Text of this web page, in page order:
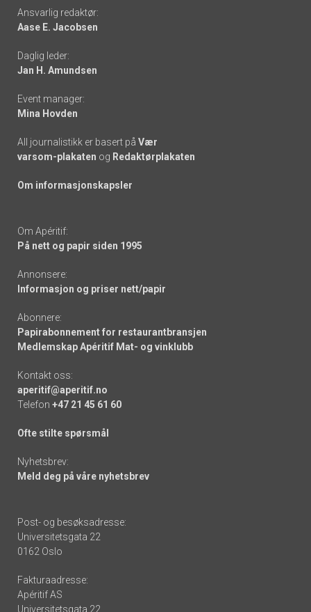
Footer
-
links
Ansvarlig redaktør:
Aase E. Jacobsen
Daglig leder:
Jan H. Amundsen
Event manager:
Mina Hovden
All journalistikk er basert på Vær
varsom-plakaten og Redaktørplakaten
Om informasjonskapsler
Om Apéritif:
På nett og papir siden 1995
Annonsere:
Informasjon og priser nett/papir
Abonnere:
Papirabonnement for restaurantbransjen
Medlemskap Apéritif Mat- og vinklubb
Kontakt oss:
aperitif@aperitif.no
Telefon +47 21 45 61 60
Ofte stilte spørsmål
Nyhetsbrev:
Meld deg på våre nyhetsbrev
Post- og besøksadresse:
Universitetsgata 22
0162 Oslo
Fakturaadresse:
Apéritif AS
Universitetsgata 22